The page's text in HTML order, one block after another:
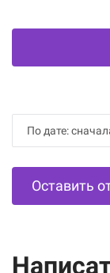
По дате:
Оставить